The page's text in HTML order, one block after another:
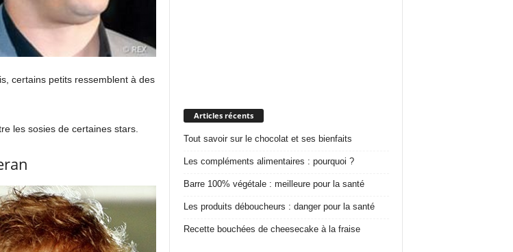
certains petits ressemblent à des
les sosies de certaines stars.
Articles récents
Tout savoir sur le chocolat et ses bienfaits
Les compléments alimentaires : pourquoi ?
Barre 100% végétale : meilleure pour la santé
Les produits déboucheurs : danger pour la santé
Recette bouchées de cheesecake à la fraise